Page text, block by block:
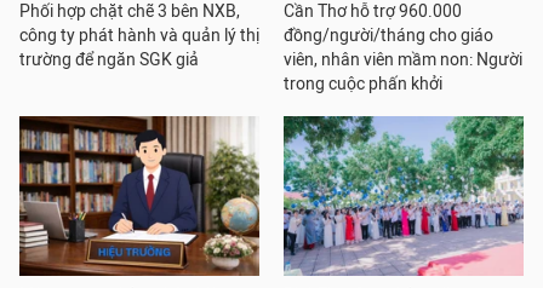
Phối hợp chặt chẽ 3 bên NXB,
công ty phát hành và quản lý thị
trường để ngăn SGK giả
Cần Thơ hỗ trợ 960.000
đồng/người/tháng cho giáo
viên, nhân viên mầm non: Người
trong cuộc phấn khởi